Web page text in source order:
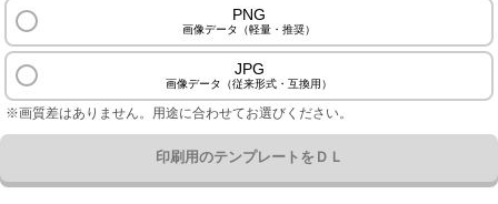
PNG
画像データ（軽量・推奨）
JPG
画像データ（従来形式・互換用）
※画質差はありません。用途に合わせてお選びください。